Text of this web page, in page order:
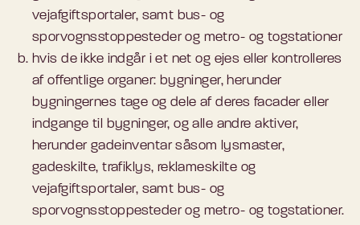
vejafgiftsportaler, samt bus- og
sporvognsstoppesteder og metro- og togstationer
hvis de ikke indgår i et net og ejes eller kontrolleres
af offentlige organer: bygninger, herunder
bygningernes tage og dele af deres facader eller
indgange til bygninger, og alle andre aktiver,
herunder gadeinventar såsom lysmaster,
gadeskilte, trafiklys, reklameskilte og
vejafgiftsportaler, samt bus- og
sporvognsstoppesteder og metro- og togstationer.